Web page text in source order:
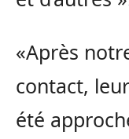
«Après
contact,
été